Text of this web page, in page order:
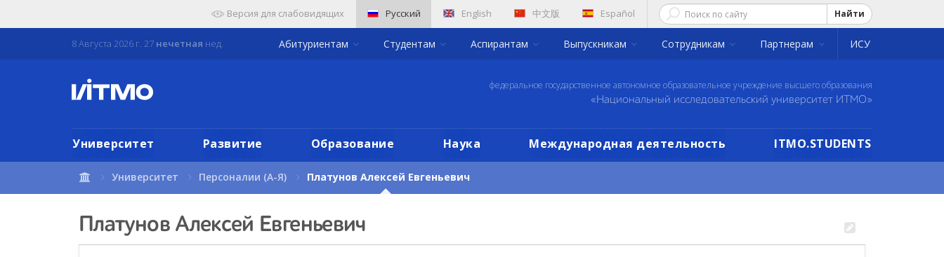
Версия для слабовидящих Русский English 中文版 Español Найти
8 Августа 2026 г. 27 нечетная нед. Абитуриентам Студентам Аспирантам Выпускникам Сотрудникам Партнерам ИСУ
федеральное государственное автономное образовательное учреждение высшего образования
«Национальный исследовательский университет ИТМО»
Университет Развитие Образование Наука Международная деятельность ITMO.STUDENTS
Университет Персоналии (А-Я) Платунов Алексей Евгеньевич
Платунов Алексей Евгеньевич